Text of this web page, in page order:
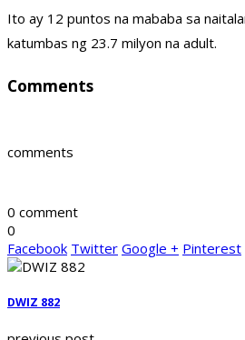
Ito ay 12 puntos na mababa sa
katumbas ng 23.7 milyon na adult.
Comments
comments
0 comment
0
Facebook Twitter Google + Pinterest
DWIZ 882